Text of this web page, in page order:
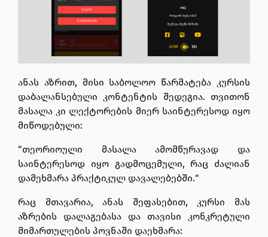
ანას აზრით, მისი საბოლოო წარმატება კურსის
დაბალანსებული კონტენტის შედეგია. თვითონ
მასალა კი ლექტორების მიერ საინტერესოდ იყო
მიწოდებული:
“თეორიოული მასალა ამომწურავად და
საინტერესოდ იყო გადმოცემული, რაც ძალიან
დამეხმარა პრაქტიკულ დავალებებში.“
რაც მთავარია, ანას შეფასებით, კურსი მას
აზრების დალაგებასა და თავისი კონკრეტული
მიმართულების პოვნაში დაეხმარა: